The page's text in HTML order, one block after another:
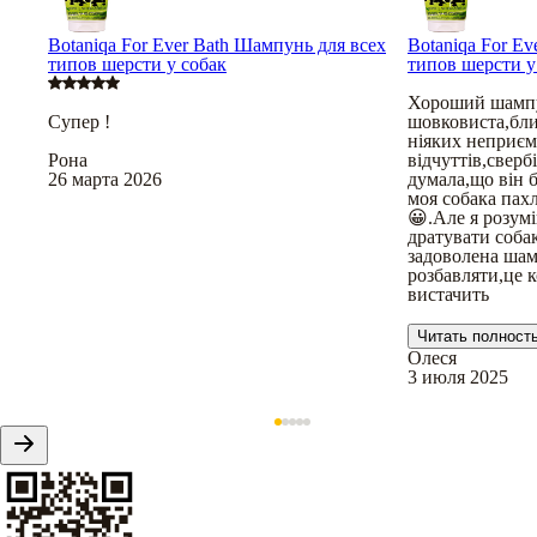
Botaniqa For Ever Bath Шампунь для всех
типов шерсти у собак
Супер !
Рона
26 марта 2026
Botaniqa For
типов шерсти
Хороший
ніяких
думала,що він
моя собака
😀.Але я
дратувати
задоволена
розбавляти,це
вистачить
Читать
Олеся
3 июля 2025